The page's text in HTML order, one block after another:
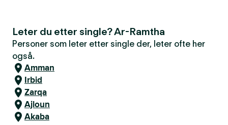
Leter du etter single? Ar-Ramtha
Personer som leter etter single der, leter ofte her
også.
Amman
Irbid
Zarqa
Ajloun
Akaba